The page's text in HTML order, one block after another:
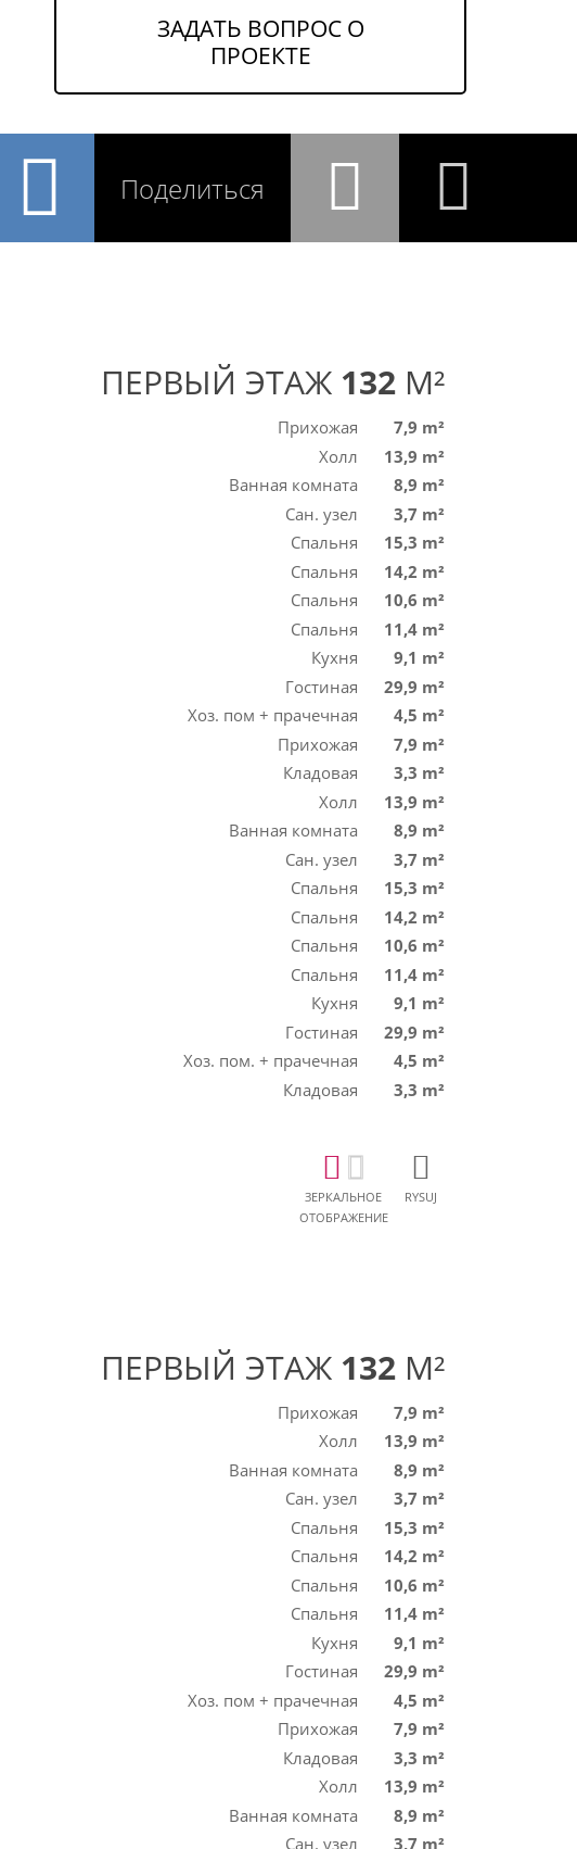
ЗАДАТЬ ВОПРОС О
ПРОЕКТЕ
Поделиться
ПЕРВЫЙ ЭТАЖ 132 M²
Прихожая
7,9 m²
Холл
13,9 m²
Ванная комната
8,9 m²
Сан. узел
3,7 m²
Спальня
15,3 m²
Спальня
14,2 m²
Спальня
10,6 m²
Спальня
11,4 m²
Кухня
9,1 m²
Гостиная
29,9 m²
Хоз. пом + прачечная
4,5 m²
Прихожая
7,9 m²
Кладовая
3,3 m²
Холл
13,9 m²
Ванная комната
8,9 m²
Сан. узел
3,7 m²
Спальня
15,3 m²
Спальня
14,2 m²
Спальня
10,6 m²
Спальня
11,4 m²
Кухня
9,1 m²
Гостиная
29,9 m²
Хоз. пом. + прачечная
4,5 m²
Кладовая
3,3 m²
ЗЕРКАЛЬНОЕ
ОТОБРАЖЕНИЕ
RYSUJ
ПЕРВЫЙ ЭТАЖ 132 M²
Прихожая
7,9 m²
Холл
13,9 m²
Ванная комната
8,9 m²
Сан. узел
3,7 m²
Спальня
15,3 m²
Спальня
14,2 m²
Спальня
10,6 m²
Спальня
11,4 m²
Кухня
9,1 m²
Гостиная
29,9 m²
Хоз. пом + прачечная
4,5 m²
Прихожая
7,9 m²
Кладовая
3,3 m²
Холл
13,9 m²
Ванная комната
8,9 m²
Сан. узел
3,7 m²